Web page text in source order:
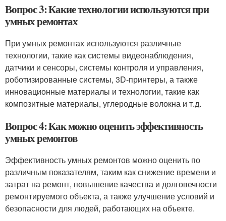
Вопрос 3: Какие технологии используются при
умных ремонтах
При умных ремонтах используются различные
технологии, такие как системы видеонаблюдения,
датчики и сенсоры, системы контроля и управления,
роботизированные системы, 3D-принтеры, а также
инновационные материалы и технологии, такие как
композитные материалы, углеродные волокна и т.д.
Вопрос 4: Как можно оценить эффективность
умных ремонтов
Эффективность умных ремонтов можно оценить по
различным показателям, таким как снижение времени и
затрат на ремонт, повышение качества и долговечности
ремонтируемого объекта, а также улучшение условий и
безопасности для людей, работающих на объекте.